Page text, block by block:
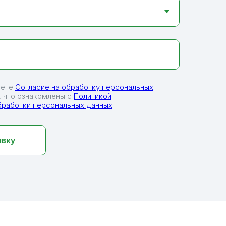
Согласие на обработку персональных
ознакомлены с Политикой
персональных данных